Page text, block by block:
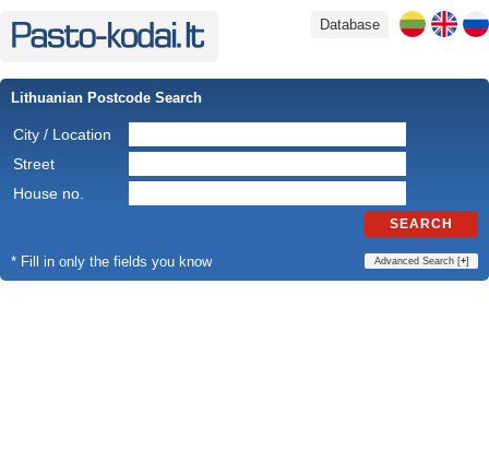
Database
Lithuanian Postcode Search
City / Location
Street
House no.
SEARCH
* Fill in only the fields you know Advanced Search [+]